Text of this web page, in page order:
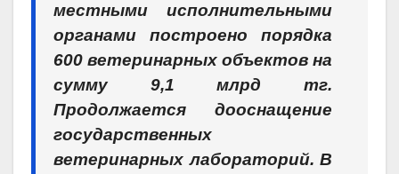
местными исполнительными
органами построено порядка
600 ветеринарных объектов на
сумму 9,1 млрд тг.
Продолжается дооснащение
государственных
ветеринарных лабораторий. В